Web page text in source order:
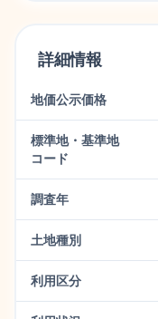
詳細情報
地価公示価格
標準地・基準地
コード
調査年
土地種別
利用区分